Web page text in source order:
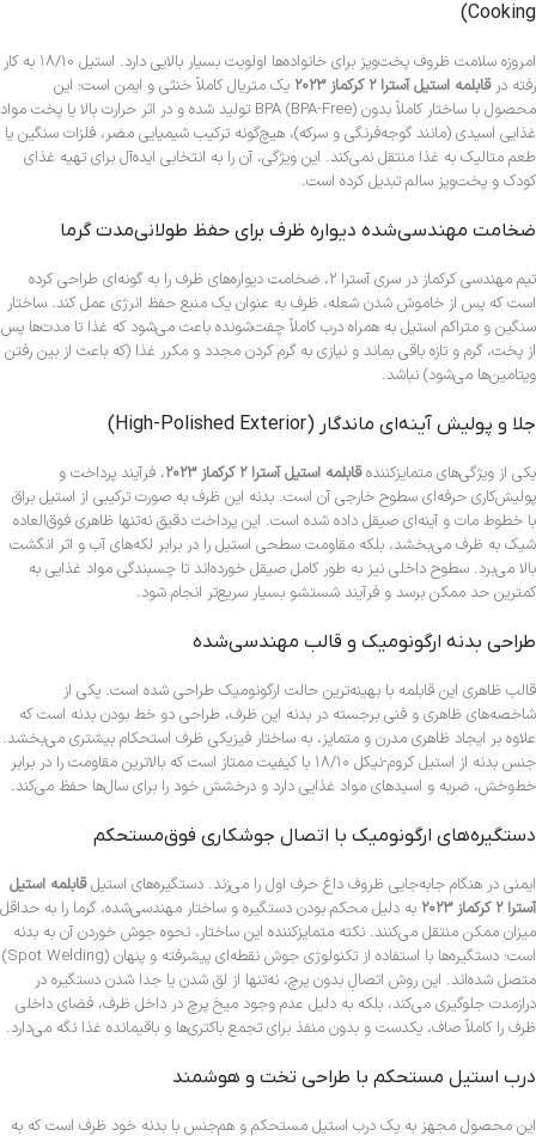
Cooking)
امروزه سلامت ظروف پخت‌وپز برای خانواده‌ها اولویت بسیار بالایی دارد. استیل ۱۸/۱۰ به کار
رفته درقابلمه استیل آسترا ۲ کرکماز ۲۰۲۳
یک متریال کاملاً خنثی و ایمن است؛ این
محصول با ساختار کاملاً بدون BPA (BPA-Free) تولید شده و در اثر حرارت بالا یا پخت مواد
غذایی اسیدی (مانند گوجه‌فرنگی و سرکه)، هیچ‌گونه ترکیب شیمیایی مضر، فلزات سنگین یا
طعم متالیک به غذا منتقل نمی‌کند. این ویژگی، آن را به انتخابی ایده‌آل برای تهیه غذای
کودک و پخت‌وپز سالم تبدیل کرده است.
ضخامت مهندسی‌شده دیواره ظرف برای حفظ طولانی‌مدت گرما
تیم مهندسی کرکماز در سری آسترا ۲، ضخامت دیواره‌های ظرف را به گونه‌ای طراحی کرده
است که پس از خاموش شدن شعله، ظرف به عنوان یک منبع حفظ انرژی عمل کند. ساختار
سنگین و متراکم استیل به همراه درب کاملاً چفت‌شونده باعث می‌شود که غذا تا مدت‌ها پس
از پخت، گرم و تازه باقی بماند و نیازی به گرم کردن مجدد و مکرر غذا (که باعث از بین رفتن
ویتامین‌ها می‌شود) نباشد.
جلا و پولیش آینه‌ای ماندگار (High-Polished Exterior)
یکی از ویژگی‌های متمایزکنندهقابلمه استیل آسترا ۲ کرکماز ۲۰۲۳
، فرآیند پرداخت و
پولیش‌کاری حرفه‌ای سطوح خارجی آن است. بدنه این ظرف به صورت ترکیبی از استیل براق
با خطوط مات و آینه‌ای صیقل داده شده است. این پرداخت دقیق نه‌تنها ظاهری فوق‌العاده
شیک به ظرف می‌بخشد، بلکه مقاومت سطحی استیل را در برابر لکه‌های آب و اثر انگشت
بالا می‌برد. سطوح داخلی نیز به طور کامل صیقل خورده‌اند تا چسبندگی مواد غذایی به
کمترین حد ممکن برسد و فرآیند شستشو بسیار سریع‌تر انجام شود.
طراحی بدنه ارگونومیک و قالب مهندسی‌شده
قالب ظاهری این قابلمه با بهینه‌ترین حالت ارگونومیک طراحی شده است. یکی از
شاخصه‌های ظاهری و فنی برجسته در بدنه این ظرف، طراحی دو خط بودن بدنه است که
علاوه بر ایجاد ظاهری مدرن و متمایز، به ساختار فیزیکی ظرف استحکام بیشتری می‌بخشد.
جنس بدنه از استیل کروم-نیکل ۱۸/۱۰ با کیفیت ممتاز است که بالاترین مقاومت را در برابر
خط‌وخش، ضربه و اسیدهای مواد غذایی دارد و درخشش خود را برای سال‌ها حفظ می‌کند.
دستگیره‌های ارگونومیک با اتصال جوشکاری فوق‌مستحکم
ایمنی در هنگام جابه‌جایی ظروف داغ حرف اول را می‌زند. دستگیره‌های استیلقابلمه استیل
آسترا ۲ کرکماز ۲۰۲۳
به دلیل محکم بودن دستگیره و ساختار مهندسی‌شده، گرما را به حداقل
میزان ممکن منتقل می‌کنند. نکته متمایزکننده این ساختار، نحوه جوش خوردن آن به بدنه
است؛ دستگیره‌ها با استفاده از تکنولوژی جوش نقطه‌ای پیشرفته و پنهان (Spot Welding)
متصل شده‌اند. این روش اتصالِ بدون پرچ، نه‌تنها از لق شدن یا جدا شدن دستگیره در
درازمدت جلوگیری می‌کند، بلکه به دلیل عدم وجود میخ‌ پرچ در داخل ظرف، فضای داخلی
ظرف را کاملاً صاف، یکدست و بدون منفذ برای تجمع باکتری‌ها و باقیمانده غذا نگه می‌دارد.
درب استیل مستحکم با طراحی تخت و هوشمند
این محصول مجهز به یک درب استیل مستحکم و هم‌جنس با بدنه خود ظرف است که به